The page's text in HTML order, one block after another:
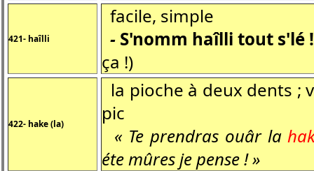
421- haîlli
facile, simple
- S'nomm haîlli tout
ça !)
422- hake (la)
la pioche à deux dents ;
pic
« Te prendras ouâr la
éte mûres je pense ! »